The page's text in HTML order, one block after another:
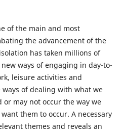
of the main and most
the advancement of the
has taken millions of
ways of engaging in day-to-
leisure activities and
of dealing with what we
may not occur the way we
them to occur. A necessary
themes and reveals an